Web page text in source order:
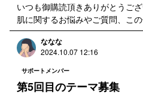
いつも御購読頂きありがとうご
肌に関するお悩みやご質問、こ
ど、お肌やお化粧品に関する様
ひ何でもお気軽に記載いただけ
元に深掘りさせていただき、後
のヒントとしてニュースレター
ななな
2024.10.07 12:16
サポートメンバー
第5回目のテーマ募集